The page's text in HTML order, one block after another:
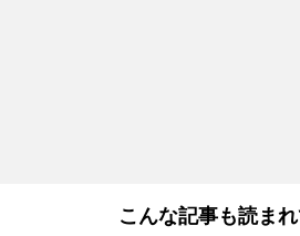
こんな記事も読ま